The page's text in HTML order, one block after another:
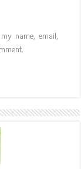
name, email,